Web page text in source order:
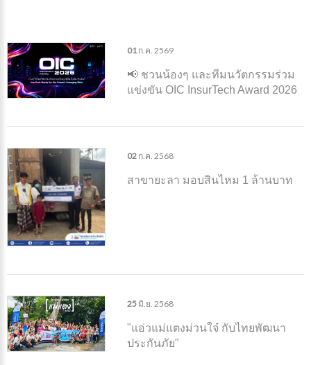
01 ก.ค. 2569
📢 ชวนน้องๆ และทีมนวัตกรรมร่วม
แข่งขัน OIC InsurTech Award 2026
02 ก.ค. 2568
สาขายะลา มอบสินไหม 1 ล้านบาท
25มิ.ย. 2568
"แอ่วแม่แตงม่วนใจ๋ กับไทยพัฒนา
ประกันภัย"